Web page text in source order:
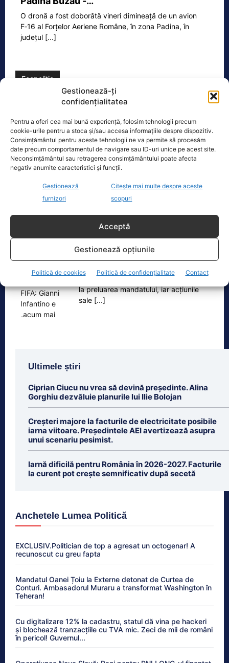
Gestionează-ți
confidențialitatea
Pentru a oferi cea mai bună experiență, folosim tehnologii precum
cookie-urile pentru a stoca și/sau accesa informațiile despre dispozitiv.
Consimțământul pentru aceste tehnologii ne va permite să procesăm
date precum comportamentul de navigare sau ID-uri unice pe acest site.
Neconsimțământul sau retragerea consimțământului poate afecta
negativ anumite caracteristici și funcții.
Gestionează
furnizori
Citește mai multe despre aceste
scopuri
Acceptă
Gestionează opțiunile
Politică de cookies Politică de confidențialitate Contact
O dronă a fost doborâtă vineri dimineață de un avion
F‑16 al Forțelor Aeriene Române, în zona Padina, în
județul [...]
Ecopolitic
Ambulanță atacată/Miruță îi cere lui
Ministrul interimar al Apărării, Radu
Miruță, îi solicită președintelui Camerei
Deputaților, Sorin Grindeanu, să pună
pe ordinea de zi, spre[...]
2016, trece prin cele mai grele zile de
la preluarea mandatului, iar acțiunile
sale [...]
Ultimele știri
Ciprian Ciucu nu vrea să devină președinte. Alina
Gorghiu dezvăluie planurile lui Ilie Bolojan
Creșteri majore la facturile de electricitate posibile
iarna viitoare. Președintele AEI avertizează asupra
unui scenariu pesimist.
Iarnă dificilă pentru România în 2026-2027. Facturile
la curent pot crește semnificativ după secetă
Anchetele Lumea Politică
EXCLUSIV.Politician de top a agresat un octogenar! A
recunoscut cu greu fapta
Mandatul Oanei Țoiu la Externe detonat de Curtea de
Conturi. Ambasadorul Muraru a transformat Washington în
Teheran!
Cu digitalizare 12% la cadastru, statul dă vina pe hackeri
și blochează tranzacțiile cu TVA mic. Zeci de mii de români
în pericol! Guvernul...